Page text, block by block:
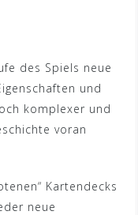
des Spiels neue
und
komplexer und
voran
Kartendecks
neue